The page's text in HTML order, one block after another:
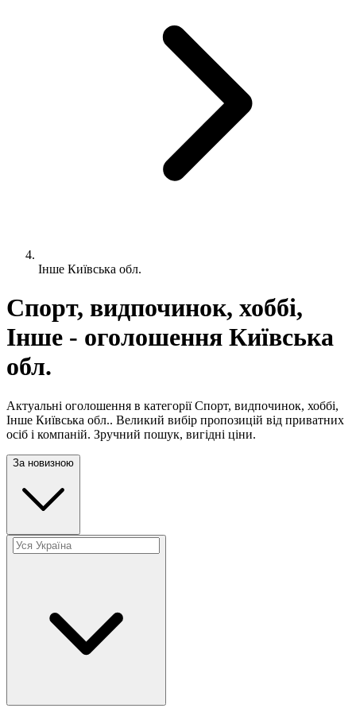
Інше Київська обл.
Спорт, видпочинок, хоббі,
Інше - оголошення Київська
обл.
Актуальні оголошення в категорії Спорт, видпочинок, хоббі,
Інше Київська обл.. Великий вибір пропозицій від приватних
осіб і компаній. Зручний пошук, вигідні ціни.
За новизною